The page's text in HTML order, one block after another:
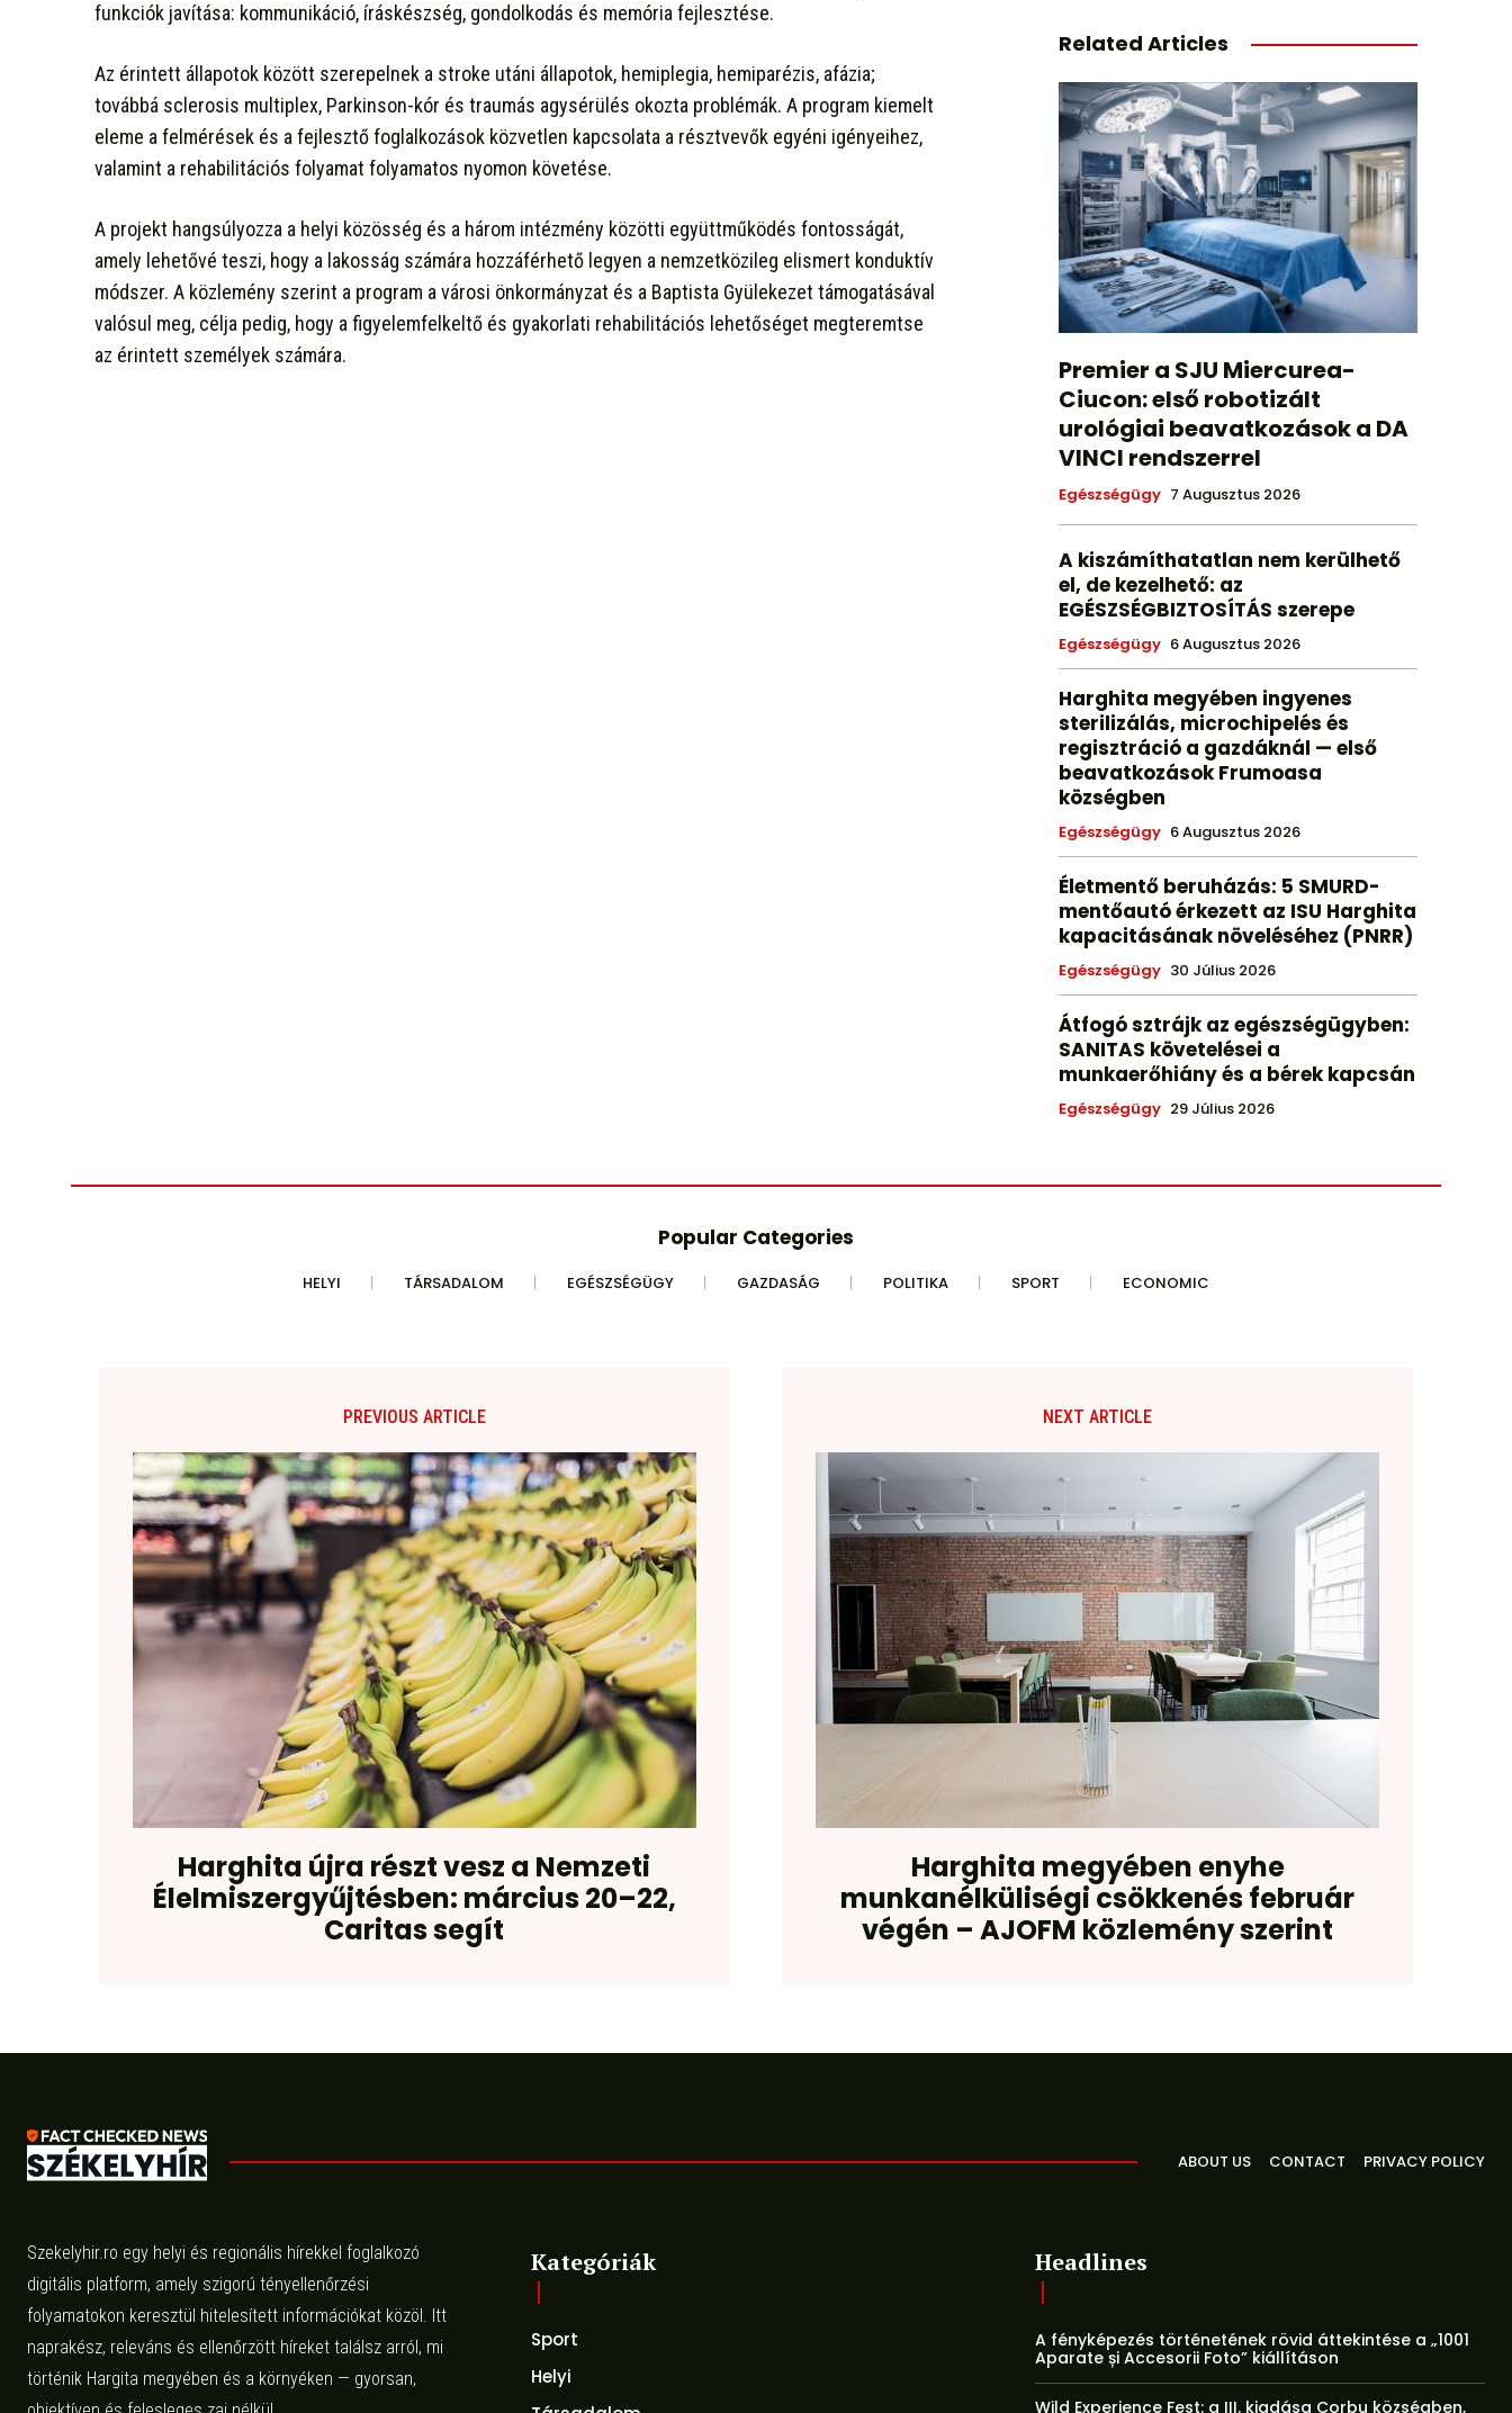
funkciók javítása: kommunikáció, íráskészség, gondolkodás és memória fejlesztése.
Az érintett állapotok között szerepelnek a stroke utáni állapotok, hemiplegia, hemiparézis, afázia;
továbbá sclerosis multiplex, Parkinson-kór és traumás agysérülés okozta problémák. A program kiemelt
eleme a felmérések és a fejlesztő foglalkozások közvetlen kapcsolata a résztvevők egyéni igényeihez,
valamint a rehabilitációs folyamat folyamatos nyomon követése.
A projekt hangsúlyozza a helyi közösség és a három intézmény közötti együttműködés fontosságát,
amely lehetővé teszi, hogy a lakosság számára hozzáférhető legyen a nemzetközileg elismert konduktív
módszer. A közlemény szerint a program a városi önkormányzat és a Baptista Gyülekezet támogatásával
valósul meg, célja pedig, hogy a figyelemfelkeltő és gyakorlati rehabilitációs lehetőséget megteremtse
az érintett személyek számára.
Related Articles
Premier a SJU Miercurea-
Ciucon: első robotizált
urológiai beavatkozások a DA
VINCI rendszerrel
Egészségügy 7 Augusztus 2026
A kiszámíthatatlan nem kerülhető
el, de kezelhető: az
EGÉSZSÉGBIZTOSÍTÁS szerepe
Egészségügy 6 Augusztus 2026
Harghita megyében ingyenes
sterilizálás, microchipelés és
regisztráció a gazdáknál — első
beavatkozások Frumoasa
községben
Egészségügy 6 Augusztus 2026
Életmentő beruházás: 5 SMURD-
mentőautó érkezett az ISU Harghita
kapacitásának növeléséhez (PNRR)
Egészségügy 30 Július 2026
Átfogó sztrájk az egészségügyben:
SANITAS követelései a
munkaerőhiány és a bérek kapcsán
Egészségügy 29 Július 2026
Popular Categories
HELYI TÁRSADALOM EGÉSZSÉGÜGY GAZDASÁG POLITIKA SPORT ECONOMIC
PREVIOUS ARTICLE
Harghita újra részt vesz a Nemzeti
Élelmiszergyűjtésben: március 20–22,
Caritas segít
NEXT ARTICLE
Harghita megyében enyhe
munkanélküliségi csökkenés február
végén – AJOFM közlemény szerint
ABOUT US CONTACT PRIVACY POLICY
Szekelyhir.ro egy helyi és regionális hírekkel foglalkozó
digitális platform, amely szigorú tényellenőrzési
folyamatokon keresztül hitelesített információkat közöl. Itt
naprakész, releváns és ellenőrzött híreket találsz arról, mi
történik Hargita megyében és a környéken — gyorsan,
Kategóriák
Sport
Helyi
Headlines
A fényképezés történetének rövid áttekintése a „1001
Aparate și Accesorii Foto” kiállításon
Wild Experience Fest: a III. kiadása Corbu községben,